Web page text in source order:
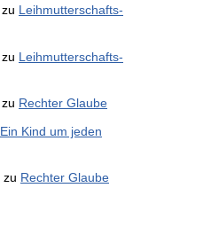
zu Leihmutterschafts-
zu Leihmutterschafts-
zu Rechter Glaube
Ein Kind um jeden
zu Rechter Glaube